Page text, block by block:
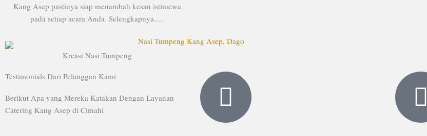
Kang Asep pastinya siap menambah kesan istimewa
pada setiap acara Anda. Selengkapnya.....
Kreasi Nasi Tumpeng
Testimonials Dari Pelanggan Kami
Berikut Apa yang Mereka Katakan Dengan Layanan
Catering Kang Asep di Cimahi